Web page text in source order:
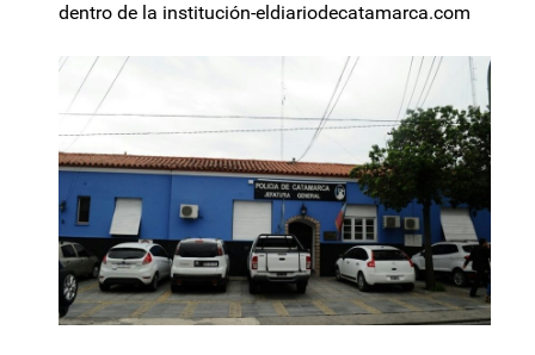
dentro de la institución-eldiariodecatamarca.com